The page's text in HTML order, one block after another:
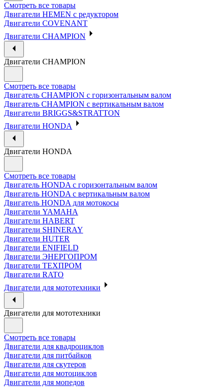
Смотреть все товары
Двигатели HEMEN с редуктором
Двигатели COVENANT
Двигатели CHAMPION
Двигатели CHAMPION
Смотреть все товары
Двигатель CHAMPION с горизонтальным валом
Двигатель CHAMPION с вертикальным валом
Двигатели BRIGGS&STRATTON
Двигатели HONDA
Двигатели HONDA
Смотреть все товары
Двигатель HONDA с горизонтальным валом
Двигатель HONDA с вертикальным валом
Двигатель HONDA для мотокосы
Двигатели YAMAHA
Двигатели HABERT
Двигатели SHINERAY
Двигатели HUTER
Двигатели ENIFIELD
Двигатели ЭНЕРГОПРОМ
Двигатели ТЕХПРОМ
Двигатели RATO
Двигатели для мототехники
Двигатели для мототехники
Смотреть все товары
Двигатели для квадроциклов
Двигатели для питбайков
Двигатели для скутеров
Двигатели для мотоциклов
Двигатели для мопедов